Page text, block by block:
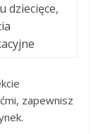
dziecięce,
zapewnisz